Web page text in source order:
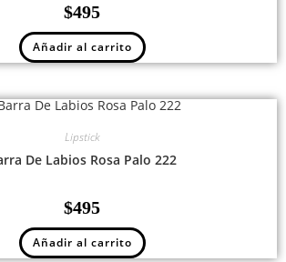
$495
Añadir al carrito
Lipstick
De Labios Rosa Palo 222
$495
Añadir al carrito